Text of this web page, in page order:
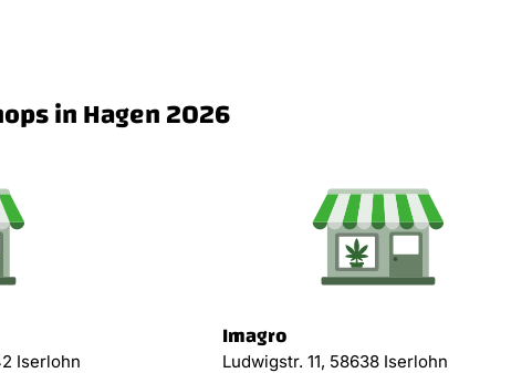
in Hagen 2026
Iserlohn
Imagro
Ludwigstr. 11, 58638 Iserlohn